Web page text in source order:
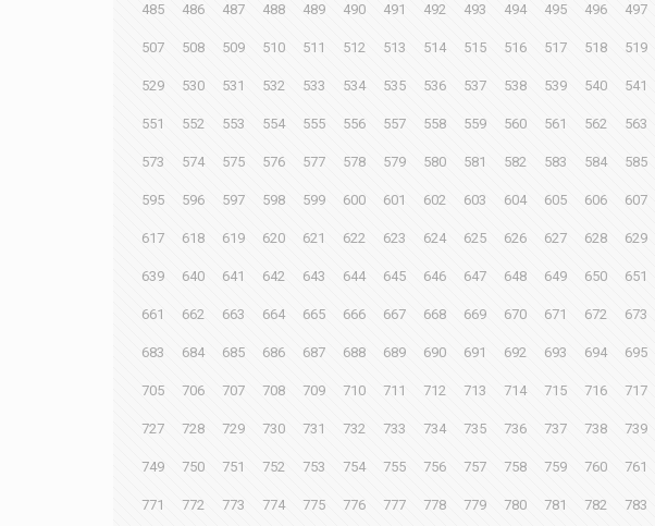
485 486 487 488 489 490 491 492 493 494 495 496 497
507 508 509 510 511 512 513 514 515 516 517 518 519
529 530 531 532 533 534 535 536 537 538 539 540 541
551 552 553 554 555 556 557 558 559 560 561 562 563
573 574 575 576 577 578 579 580 581 582 583 584 585
595 596 597 598 599 600 601 602 603 604 605 606 607
617 618 619 620 621 622 623 624 625 626 627 628 629
639 640 641 642 643 644 645 646 647 648 649 650 651
661 662 663 664 665 666 667 668 669 670 671 672 673
683 684 685 686 687 688 689 690 691 692 693 694 695
705 706 707 708 709 710 711 712 713 714 715 716 717
727 728 729 730 731 732 733 734 735 736 737 738 739
749 750 751 752 753 754 755 756 757 758 759 760 761
771 772 773 774 775 776 777 778 779 780 781 782 783